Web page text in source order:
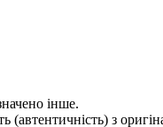
інше.
(автентичність) з